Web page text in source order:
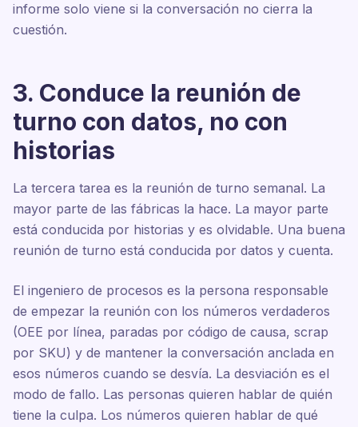
informe solo viene si la conversación no cierra la
cuestión.
3. Conduce la reunión de
turno con datos, no con
historias
La tercera tarea es la reunión de turno semanal. La
mayor parte de las fábricas la hace. La mayor parte
está conducida por historias y es olvidable. Una buena
reunión de turno está conducida por datos y cuenta.
El ingeniero de procesos es la persona responsable
de empezar la reunión con los números verdaderos
(OEE por línea, paradas por código de causa, scrap
por SKU) y de mantener la conversación anclada en
esos números cuando se desvía. La desviación es el
modo de fallo. Las personas quieren hablar de quién
tiene la culpa. Los números quieren hablar de qué